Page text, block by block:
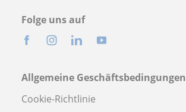
Folge uns auf
Allgemeine Geschäftsbedingungen
Cookie-Richtlinie